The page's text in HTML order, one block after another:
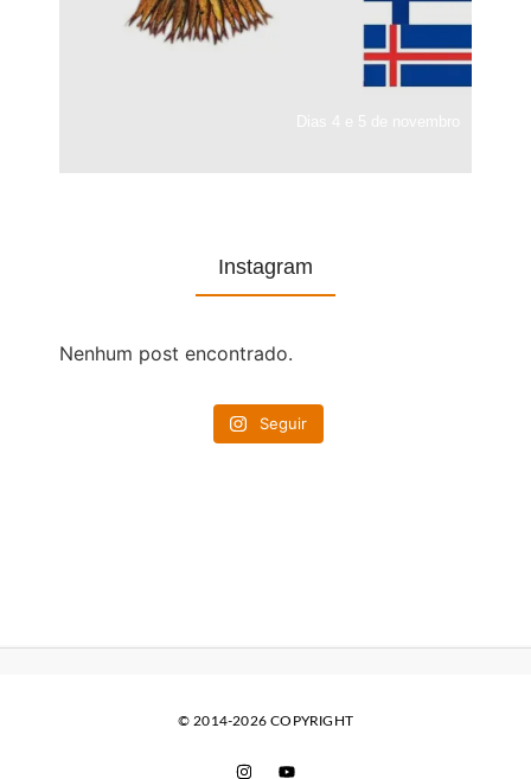
Instagram
Nenhum post encontrado.
Seguir
© 2014-2026 COPYRIGHT